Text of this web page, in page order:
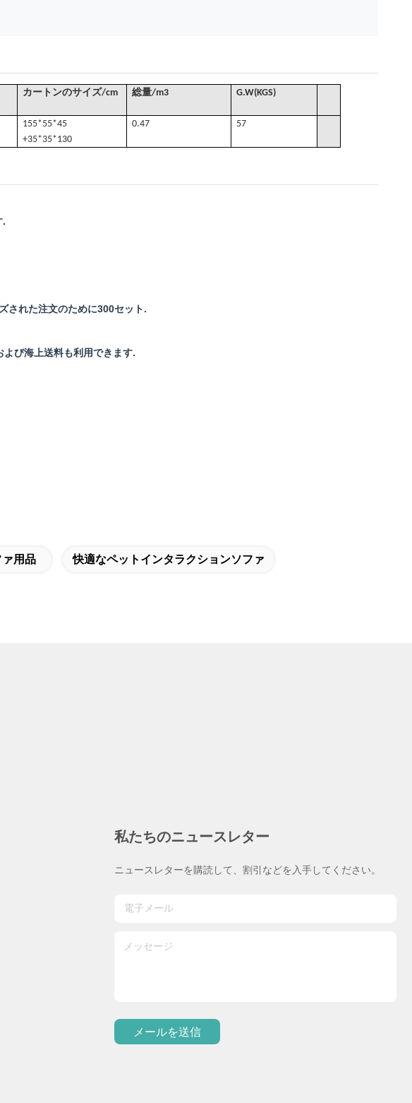
カートンのサイズ/cm 総量/m3 G.W(KGS)
155*55*45
+35*35*130
0.47 57
.
された注文のために300セット.
び海上送料も利用できます.
用品 快適なペットインタラクションソファ
私たちのニュースレター
ニュースレターを購読して、割引などを入手してください。
メールを送信